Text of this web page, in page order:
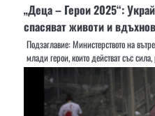
„Деца – Герои 2025“:
спасяват животи и
Подзаглавие: Министерството на
млади герои, които действат със